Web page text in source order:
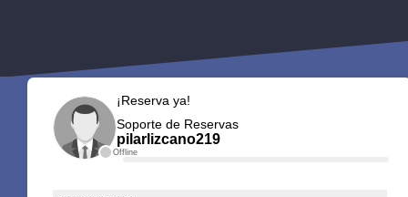
Offline
¡Reserva ya!
Soporte de Reservas
pilarlizcano219